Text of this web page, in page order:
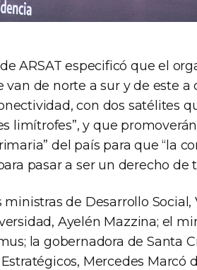
ARSAT especificó que el
van de norte a sur y de este a
con dos satélites
limítrofes”, y que
del país para que “la
pasar a ser un derecho de
de Desarrollo Social,
Ayelén Mazzina; el
la gobernadora de Santa
Mercedes Marcó